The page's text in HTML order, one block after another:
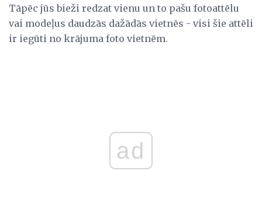
Tāpēc jūs bieži redzat vienu un to pašu fotoattēlu
vai modeļus daudzās dažādās vietnēs - visi šie attēli
ir iegūti no krājuma foto vietnēm.
ad